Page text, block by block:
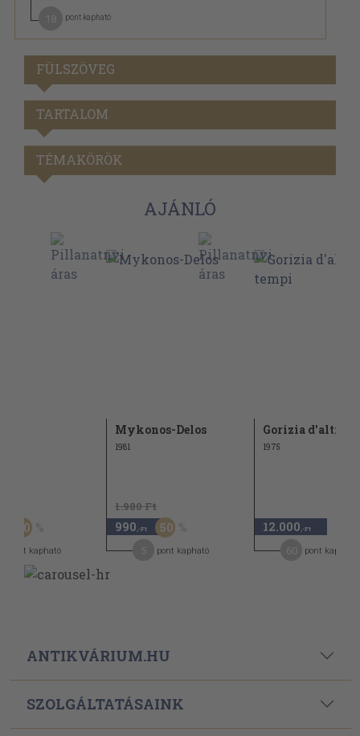
pont kapható
FÜLSZÖVEG
TARTALOM
TÉMAKÖRÖK
AJÁNLÓ
50
pont kapható
Mykonos-Delos
1981
1.980 Ft
990 ,-Ft 50
pont kapható
Gorizia d'altri
1975
12.000 ,-Ft
pont kapható
ANTIKVÁRIUM.HU
SZOLGÁLTATÁSAINK